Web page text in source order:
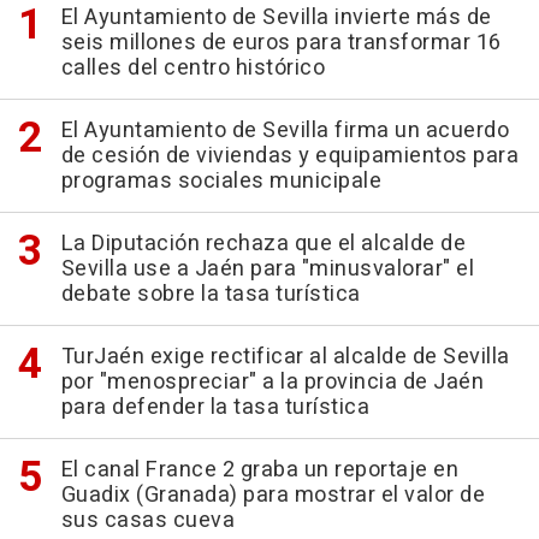
El Ayuntamiento de Sevilla invierte más de
seis millones de euros para transformar 16
calles del centro histórico
El Ayuntamiento de Sevilla firma un acuerdo
de cesión de viviendas y equipamientos para
programas sociales municipale
La Diputación rechaza que el alcalde de
Sevilla use a Jaén para "minusvalorar" el
debate sobre la tasa turística
TurJaén exige rectificar al alcalde de Sevilla
por "menospreciar" a la provincia de Jaén
para defender la tasa turística
El canal France 2 graba un reportaje en
Guadix (Granada) para mostrar el valor de
sus casas cueva